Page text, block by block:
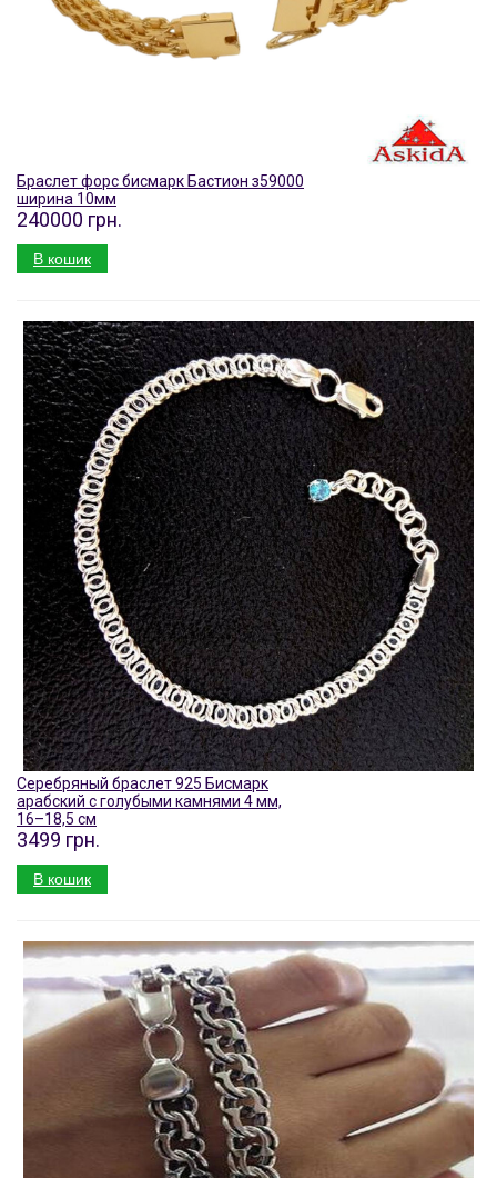
Браслет форс бисмарк Бастион з59000
ширина 10мм
240000 грн.
В кошик
Серебряный браслет 925 Бисмарк
арабский с голубыми камнями 4 мм,
16–18,5 см
3499 грн.
В кошик